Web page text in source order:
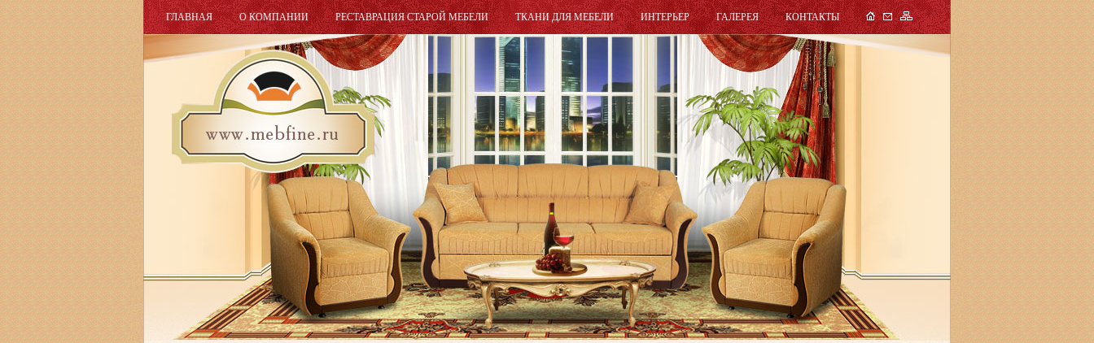
ГЛАВНАЯ О КОМПАНИИ РЕСТАВРАЦИЯ СТАРОЙ МЕБЕЛИ ТКАНИ ДЛЯ МЕБЕЛИ ИНТЕРЬЕР ГАЛЕРЕЯ КОНТАКТЫ